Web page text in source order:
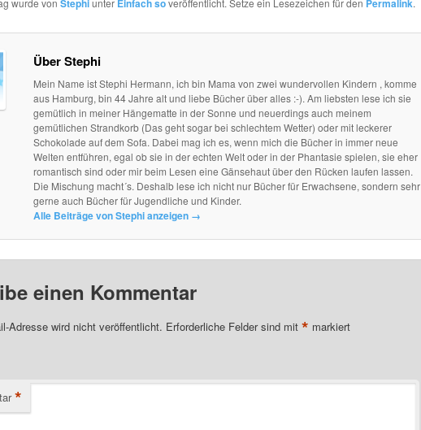
wurde von Stephiunter Einfach soveröffentlicht. Setze ein Lesezeichen für den Permalink.
Über Stephi
Mein Name ist Stephi Hermann, ich bin Mama von zwei wundervollen Kindern , komme
aus Hamburg, bin 44 Jahre alt und liebe Bücher über alles :-). Am liebsten lese ich sie
gemütlich in meiner Hängematte in der Sonne und neuerdings auch meinem
gemütlichen Strandkorb (Das geht sogar bei schlechtem Wetter) oder mit leckerer
Schokolade auf dem Sofa. Dabei mag ich es, wenn mich die Bücher in immer neue
Welten entführen, egal ob sie in der echten Welt oder in der Phantasie spielen, sie eher
romantisch sind oder mir beim Lesen eine Gänsehaut über den Rücken laufen lassen.
Die Mischung macht´s. Deshalb lese ich nicht nur Bücher für Erwachsene, sondern sehr
gerne auch Bücher für Jugendliche und Kinder.
Alle Beiträge von Stephi anzeigen →
einen Kommentar
Adresse wird nicht veröffentlicht. Erforderliche Felder sind mit * markiert
*